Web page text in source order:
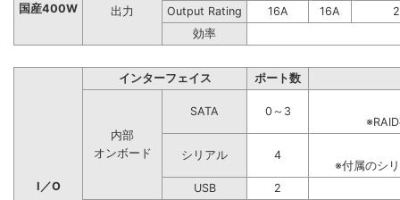
国産400W
出力
Output Rating
16A 16A
効率
I／O
インターフェイス ポート数
内部
オンボード
SATA
0～3
シリアル
4
※付属のシ
USB
2